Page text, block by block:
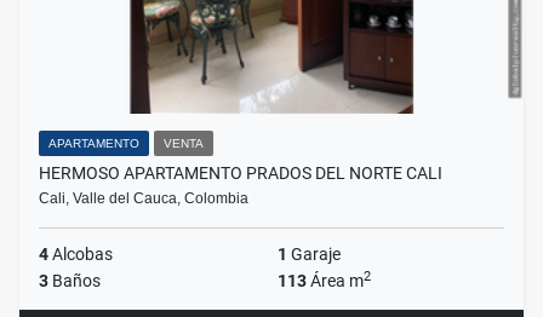
APARTAMENTO VENTA
HERMOSO APARTAMENTO PRADOS DEL NORTE CALI
Cali, Valle del Cauca, Colombia
4Alcobas 1 Garaje
3 Baños 113Área m2